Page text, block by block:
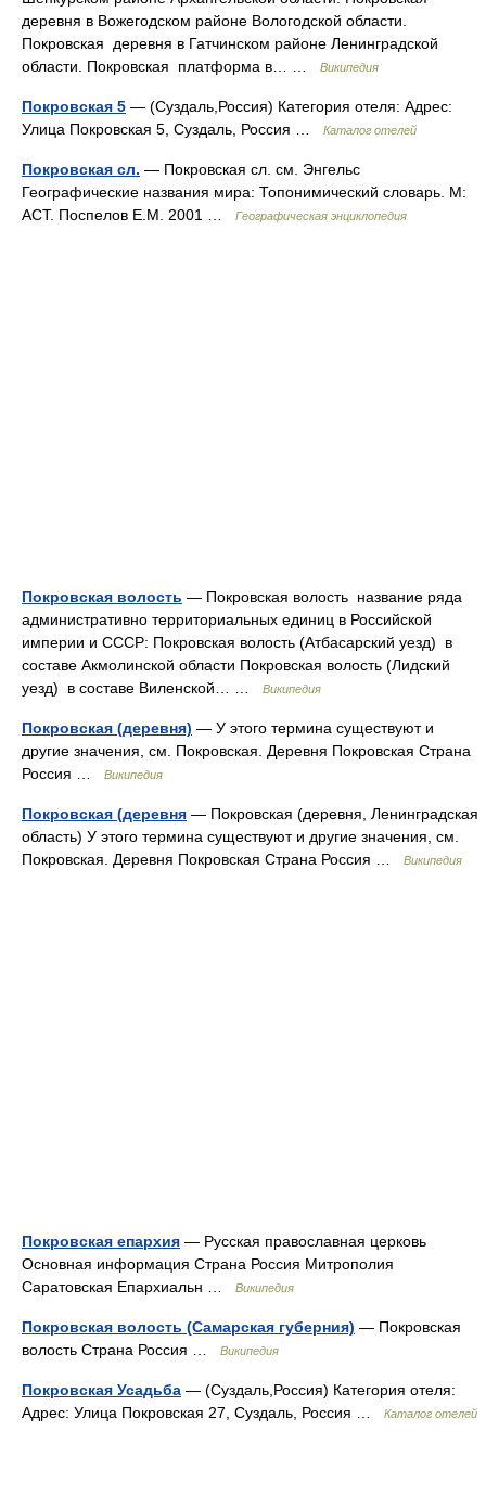
деревня в Вожегодском районе Вологодской области.
Покровская деревня в Гатчинском районе Ленинградской
области. Покровская платформа в… …
Википедия
Покровская 5 — (Суздаль,Россия) Категория отеля: Адрес:
Улица Покровская 5, Суздаль, Россия …
Каталог отелей
Покровская cл. — Покровская cл. см. Энгельс
Географические названия мира: Топонимический словарь. М:
АСТ. Поспелов Е.М. 2001 …
Географическая энциклопедия
Покровская волость — Покровская волость название ряда
административно территориальных единиц в Российской
империи и СССР: Покровская волость (Атбасарский уезд) в
составе Акмолинской области Покровская волость (Лидский
уезд) в составе Виленской… …
Википедия
Покровская (деревня) — У этого термина существуют и
другие значения, см. Покровская. Деревня Покровская Страна
Россия …
Википедия
Покровская (деревня — Покровская (деревня, Ленинградская
область) У этого термина существуют и другие значения, см.
Покровская. Деревня Покровская Страна Россия …
Википедия
Покровская епархия — Русская православная церковь
Основная информация Страна Россия Митрополия
Саратовская Епархиальн …
Википедия
Покровская волость (Самарская губерния) — Покровская
волость Страна Россия …
Википедия
Покровская Усадьба — (Суздаль,Россия) Категория отеля:
Адрес: Улица Покровская 27, Суздаль, Россия …
Каталог отелей